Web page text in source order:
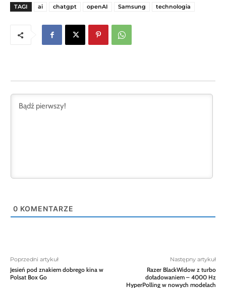
TAGI ai chatgpt openAI Samsung technologia
0 KOMENTARZE
Poprzedni artykuł
Jesień pod znakiem dobrego kina w
Polsat Box Go
Następny artykuł
Razer BlackWidow z turbo
doładowaniem – 4000 Hz
HyperPolling w nowych modelach